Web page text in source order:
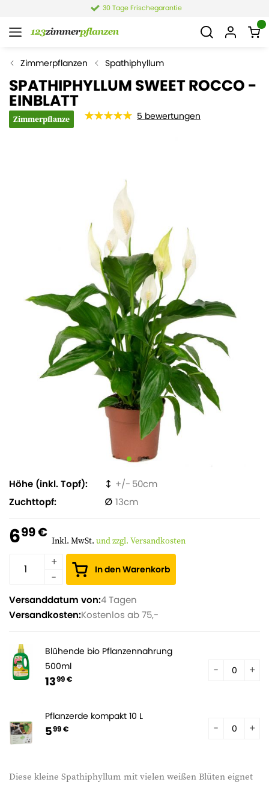
Zimmerpflanzen Spathiphyllum
SPATHIPHYLLUM SWEET ROCCO -
EINBLATT
Zimmerpflanze 5 bewertungen
Diese kleine Spathiphyllum mit vielen weißen Blüten eignet
Höhe (inkl. Topf)
50
Zuchttopf
13
699 € Inkl. MwSt. und zzgl. Versandkosten
In den Warenkorb
Versanddatum von:4 Tagen
Versandkosten:Kostenlos ab 75,-
Blühende bio Pflanzennahrung
500ml
1399 €
Pflanzerde kompakt 10 L
599 €